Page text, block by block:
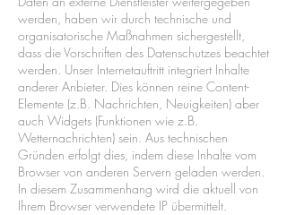
werden, haben wir durch technische und
organisatorische Maßnahmen sichergestellt,
dass die Vorschriften des Datenschutzes beachtet
werden. Unser Internetauftritt integriert Inhalte
anderer Anbieter. Dies können reine Content-
Elemente (z.B. Nachrichten, Neuigkeiten) aber
auch Widgets (Funktionen wie z.B.
Wetternachrichten) sein. Aus technischen
Gründen erfolgt dies, indem diese Inhalte vom
Browser von anderen Servern geladen werden.
In diesem Zusammenhang wird die aktuell von
Ihrem Browser verwendete IP übermittelt.